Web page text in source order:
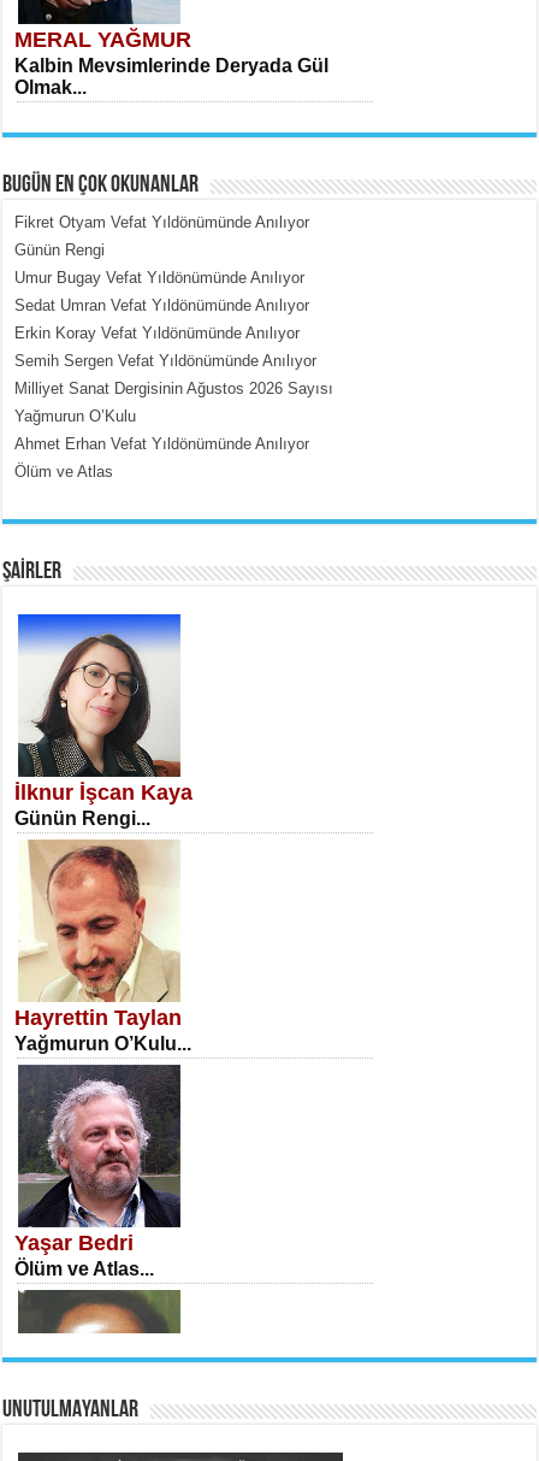
MERAL YAĞMUR
Kalbin Mevsimlerinde Deryada Gül
Olmak...
MEHMET ÇOBAN
İçerdeki Put Dışardaki Maskeler...
SATILMIŞ ÜMİT ÇETİNKAYA
Erkenlik...
NECLA DİLEK ARSLAN
Öğretmenler Günü Mahkemesi...
İSA KARATEPE
Ekranlar Arasında Kaybolan İnsan...
AHMET URFALI
BUGÜN EN ÇOK OKUNANLAR
Fikret Otyam Vefat Yıldönümünde Anılıyor
Günün Rengi
Umur Bugay Vefat Yıldönümünde Anılıyor
Sedat Umran Vefat Yıldönümünde Anılıyor
Erkin Koray Vefat Yıldönümünde Anılıyor
Semih Sergen Vefat Yıldönümünde Anılıyor
Milliyet Sanat Dergisinin Ağustos 2026 Sayısı
Yağmurun O’Kulu
Ahmet Erhan Vefat Yıldönümünde Anılıyor
Ölüm ve Atlas
ŞAİRLER
İlknur İşcan Kaya
Günün Rengi...
Hayrettin Taylan
Yağmurun O’Kulu...
Yaşar Bedri
Ölüm ve Atlas...
UNUTULMAYANLAR